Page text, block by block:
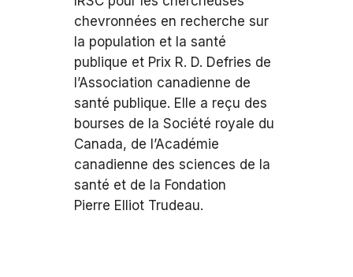
chevronnées en recherche sur
la population et la santé
publique et Prix R. D. Defries de
l’Association canadienne de
santé publique. Elle a reçu des
bourses de la Société royale du
Canada, de l’Académie
canadienne des sciences de la
santé et de la Fondation
Pierre Elliot Trudeau.